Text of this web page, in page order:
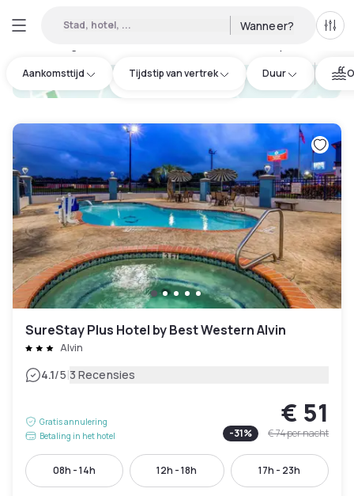
Stad, hotel, ... Wanneer?
Aankomsttijd Tijdstip van vertrek Duur
hotel.cta.view_map
SureStay Plus Hotel by Best Western Alvin
Alvin
4.1/5|3 Recensies
Gratis annulering
Betaling in het hotel
€ 51
-31% € 74per nacht
08h - 14h 12h - 18h 17h - 23h